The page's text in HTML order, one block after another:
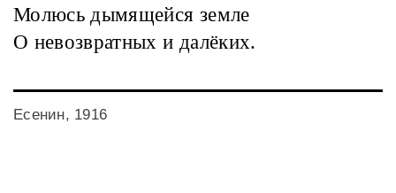
Молюсь дымящейся земле
О невозвратных и далёких.
Есенин, 1916